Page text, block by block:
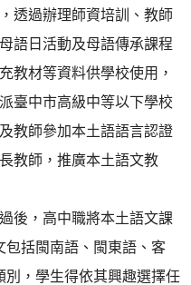
透過辦理師資培訓、教師
語日活動及母語傳承課程
教材等資料供學校使用，
臺中市高級中等以下學校
教師參加本土語語言認證
教師，推廣本土語文教
後，高中職將本土語文課
包括閩南語、閩東語、客
別，學生得依其興趣選擇任